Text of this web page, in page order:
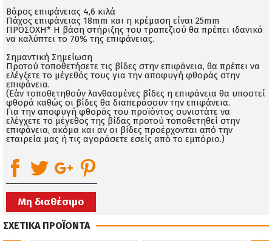
Βάρος επιφάνειας 4,6 κιλά
Πάχος επιφάνειας 18mm και η κρέμαση είναι 25mm
ΠΡΟΣΟΧΗ* Η βάση στήριξης του τραπεζιού θα πρέπει ιδανικά
να καλύπτει το 70% της επιφάνειας.
Σημαντική Σημείωση
Προτού τοποθετήσετε τις βίδες στην επιφάνεια, θα πρέπει να
ελέγξετε το μέγεθός τους για την αποφυγή φθοράς στην
επιφάνεια.
(Εάν τοποθετηθούν λανθασμένες βίδες η επιφάνεια θα υποστεί
φθορά καθώς οι βίδες θα διαπεράσουν την επιφάνεια.
Για την αποφυγή φθοράς του προϊόντος συνιστάτε να
ελέγχετε το μέγεθος της βίδας προτού τοποθετηθεί στην
επιφάνεια, ακόμα και αν οι βίδες προέρχονται από την
εταιρεία μας ή τις αγοράσετε εσείς από το εμπόριο.)
Μη διαθέσιμο
ΣΧΕΤΙΚΑ ΠΡΟΪΟΝΤΑ